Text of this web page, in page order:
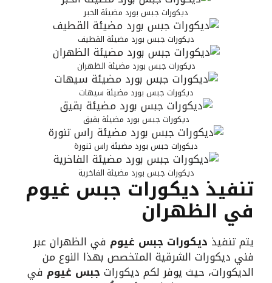
ديكورات جبس بورد مضيئة الخبر
ديكورات جبس بورد مضيئة القطيف
ديكورات جبس بورد مضيئة الظهران
ديكورات جبس بورد مضيئة سيهات
ديكورات جبس بورد مضيئة بقيق
ديكورات جبس بورد مضيئة راس تنورة
ديكورات جبس بورد مضيئة الفاخرية
تنفيذ ديكورات جبس غيوم
في الظهران
يتم تنفيذ ديكورات جبس غيوم في الظهران عبر
فني ديكورات الشرقية المتخصص بهذا النوع من
الديكورات، حيث يوفر لكم ديكورات جبس غيوم في